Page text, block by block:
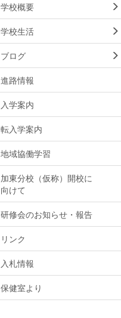
学校概要
学校生活
ブログ
進路情報
入学案内
転入学案内
地域協働学習
加東分校（仮称）開校に
向けて
研修会のお知らせ・報告
リンク
入札情報
保健室より